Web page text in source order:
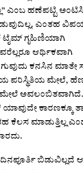
ಎಂಬ ಹಣೆಪಟ್ಟಿ
ಎಂತಹ
ಟೈಮ್ ಗೃಹಿಣಿಯಾಗಿ
ಆರ್ಥಿಕವಾಗಿ
ಕನಸಿನ ಮಾತೇ
ಮೇಲೆ,
ಮೇಲೆ ಅವಲಂಬಿತವಾಗಿದೆ.
ಕಾರಣಕ್ಕೂ
ಕೆಲಸ ಮಾಡುತ್ತಿಲ್ಲ
ಬಿಡುವಿಲ್ಲದೆ